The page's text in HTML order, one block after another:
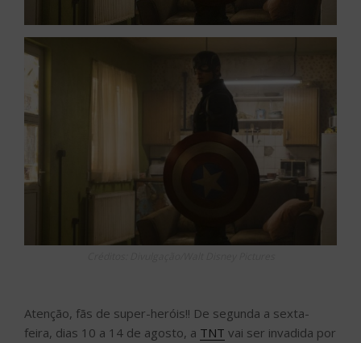
Atenção, fãs de super-heróis!! De segunda a sexta-
feira, dias 10 a 14 de agosto, a TNT vai ser invadida por